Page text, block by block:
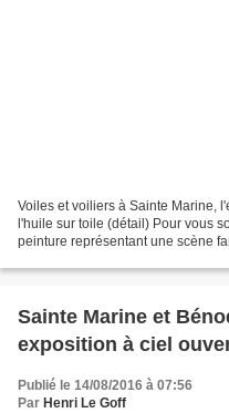
Voiles et voiliers à Sainte Marine,
l'huile sur toile (détail) Pour vous
peinture représentant une scène
Sainte Marine et
exposition à ciel
Publié le 14/08/2016 à 07:56
Par Henri Le Goff